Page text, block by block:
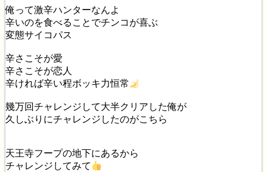
俺って激辛ハンターなんよ
辛いのを食べることでチンコが喜ぶ
変態サイコパス
辛さこそが愛
辛さこそが恋人
辛ければ辛い程ボッキ力恒常
幾万回チャレンジして大半クリアした俺が
久しぶりにチャレンジしたのがこちら
天王寺フープの地下にあるから
チャレンジしてみて